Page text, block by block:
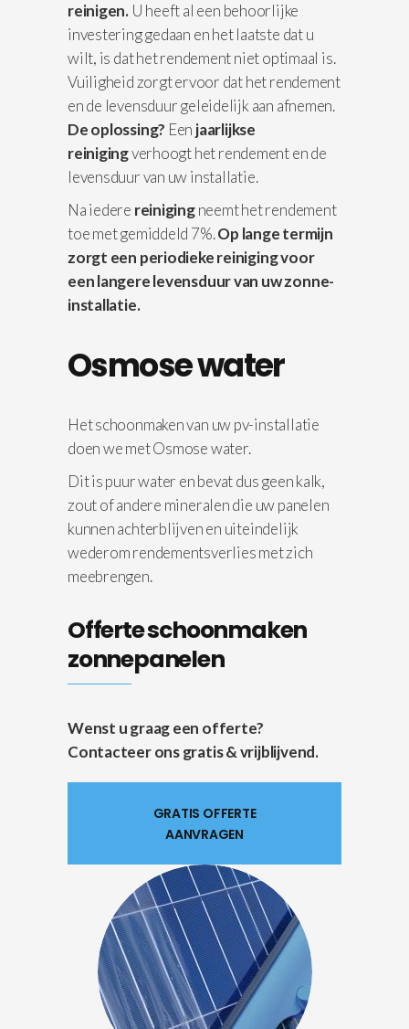
reinigen. U heeft al een behoorlijke
investering gedaan en het laatste dat u
wilt, is dat het rendement niet optimaal is.
Vuiligheid zorgt ervoor dat het rendement
en de levensduur geleidelijk aan afnemen.
De oplossing? Een jaarlijkse
reinigingverhoogt het rendement en de
levensduur van uw installatie.
Na iedere reinigingneemt het rendement
toe met gemiddeld 7%.Op lange termijn
zorgt een periodieke reiniging voor
een langere levensduur van uw zonne-
installatie.
Osmose water
Het schoonmaken van uw pv-installatie
doen we met Osmose water.
Dit is puur water en bevat dus geen kalk,
zout of andere mineralen die uw panelen
kunnen achterblijven en uiteindelijk
wederom rendementsverlies met zich
meebrengen.
Offerte schoonmaken
zonnepanelen
Wenst u graag een offerte?
Contacteer ons gratis & vrijblijvend.
GRATIS OFFERTE
AANVRAGEN